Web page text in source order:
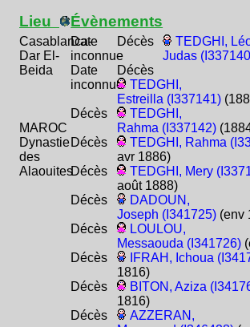
Lieu
Casablanca-
Dar El-
Beida
MAROC
Dynastie
des
Alaouites
Évènements
Date
inconnue
Décès
TEDGHI,
Judas
Date
inconnue
Décès
TEDGHI,
Estreilla (I337141)
Décès
TEDGHI,
Rahma (I337142)
Décès
TEDGHI, Rahma
avr 1886)
Décès
TEDGHI, Mery
août 1888)
Décès
DADOUN,
Joseph (I341725)(env
Décès
LOULOU,
Messaouda (I341726)
Décès
IFRAH, Ichoua
1816)
Décès
BITON, Aziza
1816)
Décès
AZZERAN,